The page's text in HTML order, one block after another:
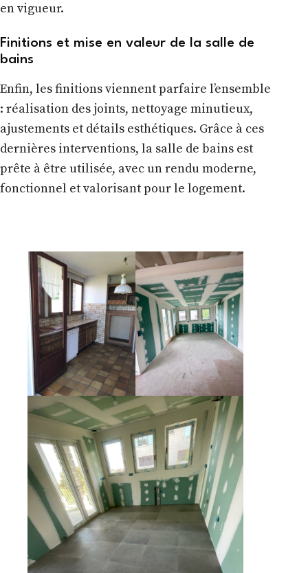
en vigueur.
Finitions et mise en valeur de la salle de
bains
Enfin, les finitions viennent parfaire l’ensemble
: réalisation des joints, nettoyage minutieux,
ajustements et détails esthétiques. Grâce à ces
dernières interventions, la salle de bains est
prête à être utilisée, avec un rendu moderne,
fonctionnel et valorisant pour le logement.